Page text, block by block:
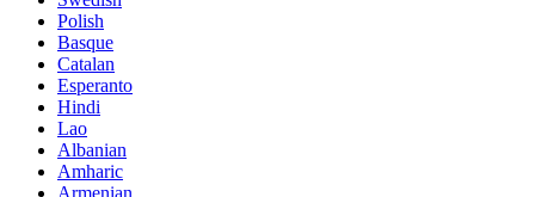
Polish
Basque
Catalan
Esperanto
Hindi
Lao
Albanian
Amharic